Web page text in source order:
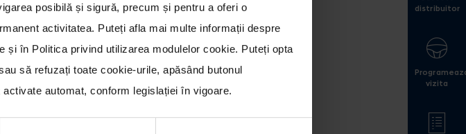
posibilă și sigură, precum și pentru a oferi o
activitatea. Puteți afla mai multe informații despre
și în Politica privind utilizarea modulelor cookie. Puteți opta
să refuzați toate cookie-urile, apăsând butonul
automat, conform legislației în vigoare.
distribuitor
vizita